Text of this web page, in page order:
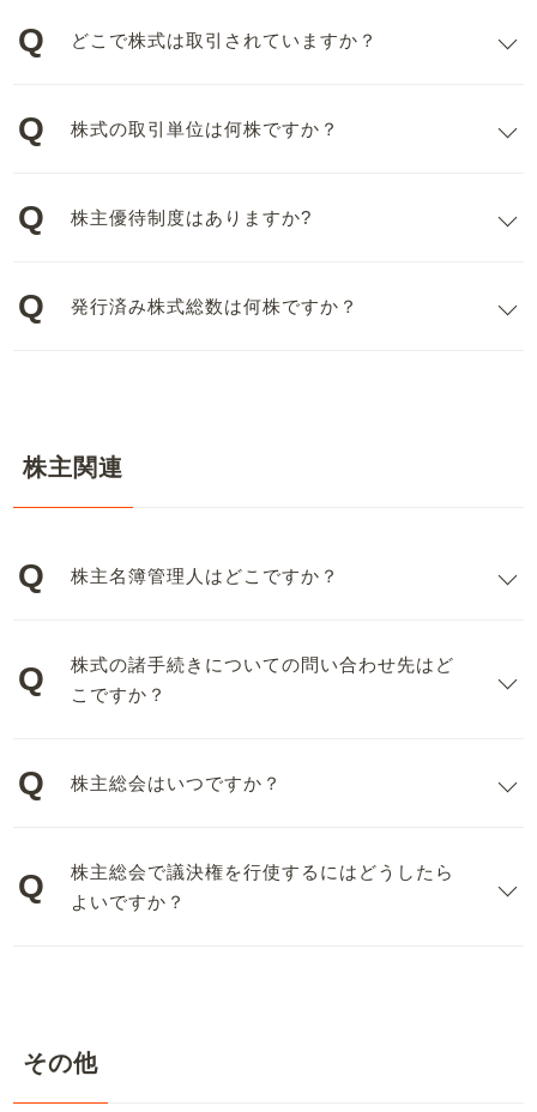
どこで株式は取引されていますか？
株式の取引単位は何株ですか？
株主優待制度はありますか?
発行済み株式総数は何株ですか？
株主関連
株主名簿管理人はどこですか？
株式の諸手続きについての問い合わせ先はど
こですか？
株主総会はいつですか？
株主総会で議決権を行使するにはどうしたら
よいですか？
その他